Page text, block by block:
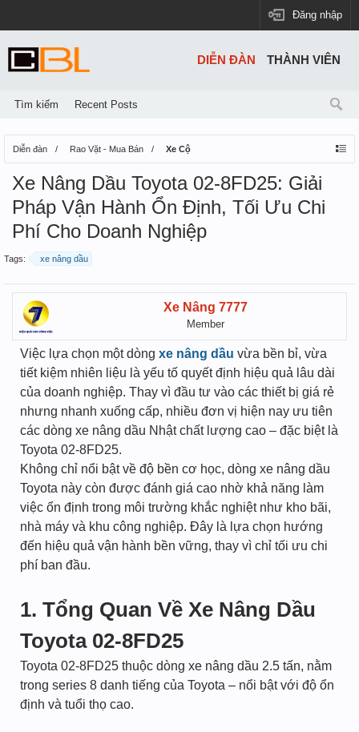
Đăng nhập
Diễn đàn Rao Vặt - Mua Bán Xe Cộ
Xe Nâng Dầu Toyota 02-8FD25: Giải
Pháp Vận Hành Ổn Định, Tối Ưu Chi
Phí Cho Doanh Nghiệp
Tags: xe nâng dầu
Xe Nâng 7777
Member
Việc lựa chọn một dòng xe nâng dầu vừa bền bỉ, vừa
tiết kiệm nhiên liệu là yếu tố quyết định hiệu quả lâu dài
của doanh nghiệp. Thay vì đầu tư vào các thiết bị giá rẻ
nhưng nhanh xuống cấp, nhiều đơn vị hiện nay ưu tiên
các dòng xe nâng dầu Nhật chất lượng cao – đặc biệt là
Toyota 02-8FD25.
Không chỉ nổi bật về độ bền cơ học, dòng xe nâng dầu
Toyota này còn được đánh giá cao nhờ khả năng làm
việc ổn định trong môi trường khắc nghiệt như kho bãi,
nhà máy và khu công nghiệp. Đây là lựa chọn hướng
đến hiệu quả vận hành bền vững, thay vì chỉ tối ưu chi
phí ban đầu.
1. Tổng Quan Về Xe Nâng Dầu
Toyota 02-8FD25
Toyota 02-8FD25 thuộc dòng xe nâng dầu 2.5 tấn, nằm
trong series 8 danh tiếng của Toyota – nổi bật với độ ổn
định và tuổi thọ cao.
DIỄN ĐÀN
Tìm kiếm Recent Posts
THÀNH VIÊN